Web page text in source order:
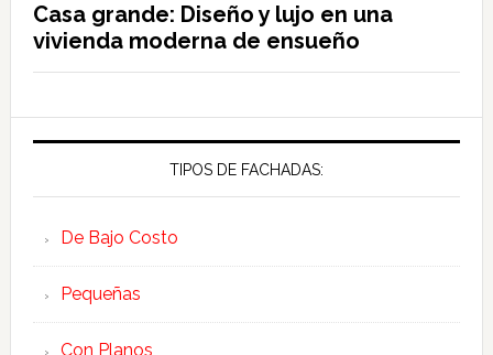
Casa grande: Diseño y lujo en una
vivienda moderna de ensueño
TIPOS DE FACHADAS:
De Bajo Costo
Pequeñas
Con Planos